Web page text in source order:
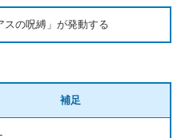
スの呪縛」が発動する
補足